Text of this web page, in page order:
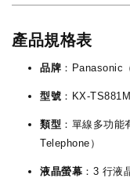
產品規格表
品牌 ：Panasonic
型號 ：KX-
類型 ：單線多功
Telephone）
液晶螢幕 ：3 行液